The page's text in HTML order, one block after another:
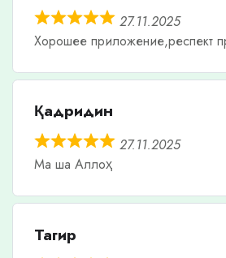
27.11.2025
Хорошее приложение,респект
Қадридин
27.11.2025
Ма ша Аллоҳ
Тагир